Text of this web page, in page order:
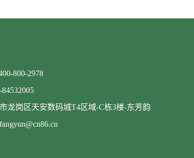
800-2978
岗区天安数码城T4区域-C栋3楼-东芳韵